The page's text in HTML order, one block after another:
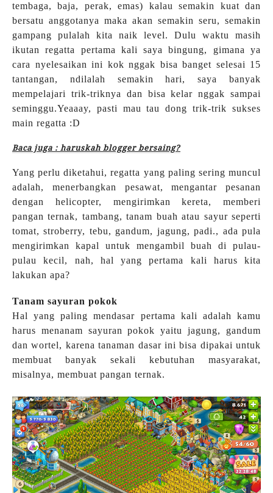
tembaga, baja, perak, emas) kalau semakin kuat dan
bersatu anggotanya maka akan semakin seru, semakin
gampang pulalah kita naik level. Dulu waktu masih
ikutan regatta pertama kali saya bingung, gimana ya
cara nyelesaikan ini kok nggak bisa banget selesai 15
tantangan, ndilalah semakin hari, saya banyak
mempelajari trik-triknya dan bisa kelar nggak sampai
seminggu.Yeaaay, pasti mau tau dong trik-trik sukses
main regatta :D
Baca juga : haruskah blogger bersaing?
Yang perlu diketahui, regatta yang paling sering muncul
adalah, menerbangkan pesawat, mengantar pesanan
dengan helicopter, mengirimkan kereta, memberi
pangan ternak, tambang, tanam buah atau sayur seperti
tomat, stroberry, tebu, gandum, jagung, padi., ada pula
mengirimkan kapal untuk mengambil buah di pulau-
pulau kecil, nah, hal yang pertama kali harus kita
lakukan apa?
Tanam sayuran pokok
Hal yang paling mendasar pertama kali adalah kamu
harus menanam sayuran pokok yaitu jagung, gandum
dan wortel, karena tanaman dasar ini bisa dipakai untuk
membuat banyak sekali kebutuhan masyarakat,
misalnya, membuat pangan ternak.